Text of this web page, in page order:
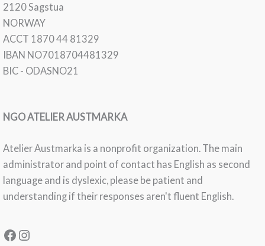
2120 Sagstua
NORWAY
ACCT 1870 44 81329
IBAN NO7018704481329
BIC - ODASNO21
NGO ATELIER AUSTMARKA
Atelier Austmarka is a nonprofit organization. The main
administrator and point of contact has English as second
language and is dyslexic, please be patient and
understanding if their responses aren't fluent English.
Facebook
Instagram